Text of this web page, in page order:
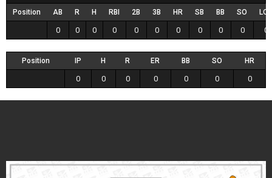
Position AB R H RBI 2B 3B HR SB BB SO LOB
0 0 0 0 0 0 0 0 0 0 0
Position IP H R ER BB SO HR
0 0 0 0 0 0 0